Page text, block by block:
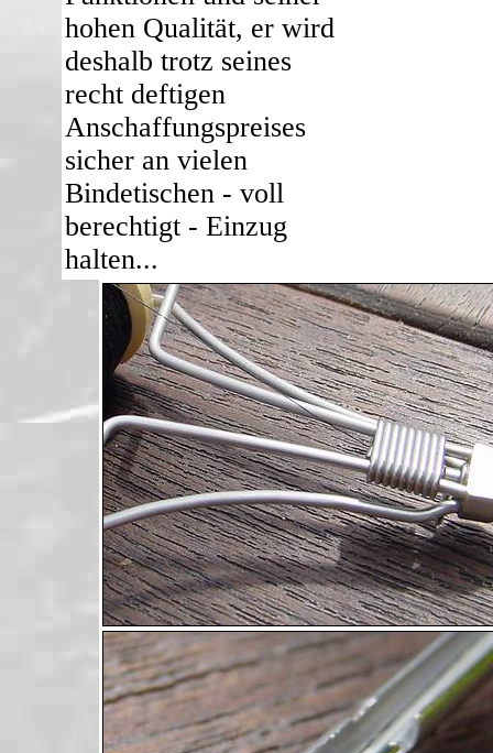
hohen Qualität, er wird
deshalb trotz seines
recht deftigen
Anschaffungspreises
sicher an vielen
Bindetischen - voll
berechtigt - Einzug
halten...